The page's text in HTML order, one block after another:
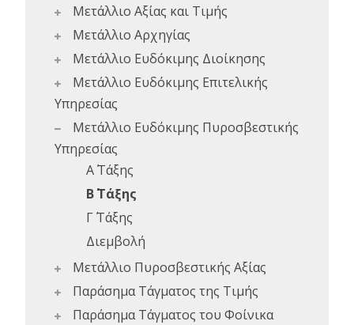
Μετάλλιο Αξίας και Τιμής
Μετάλλιο Αρχηγίας
Μετάλλιο Ευδόκιμης Διοίκησης
Μετάλλιο Ευδόκιμης Επιτελικής
Υπηρεσίας
Μετάλλιο Ευδόκιμης Πυροσβεστικής
Υπηρεσίας
Α΄ Τάξης
Β΄ Τάξης
Γ΄ Τάξης
Διεμβολή
Μετάλλιο Πυροσβεστικής Αξίας
Παράσημα Τάγματος της Τιμής
Παράσημα Τάγματος του Φοίνικα